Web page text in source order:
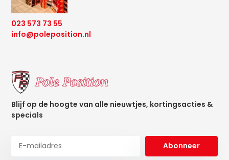
023 573 73 55
info@poleposition.nl
Blijf op de hoogte van alle nieuwtjes, kortingsacties &
specials
Abonneer